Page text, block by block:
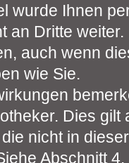
wurde Ihnen
an Dritte
auch wenn
wie Sie.
Dies gilt
nicht in
Abschnitt 4.